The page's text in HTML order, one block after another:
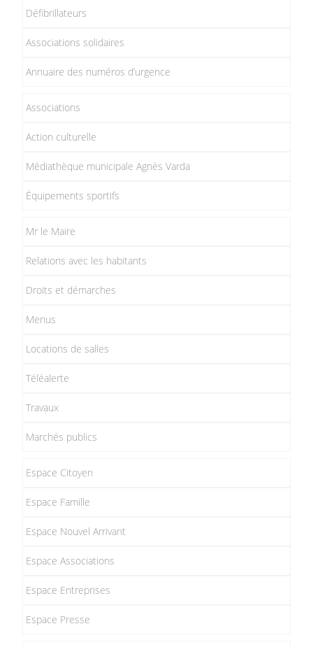
Défibrillateurs
Associations solidaires
Annuaire des numéros d’urgence
Associations
Action culturelle
Médiathèque municipale Agnès Varda
Équipements sportifs
Mr le Maire
Relations avec les habitants
Droits et démarches
Menus
Locations de salles
Téléalerte
Travaux
Marchés publics
Espace Citoyen
Espace Famille
Espace Nouvel Arrivant
Espace Associations
Espace Entreprises
Espace Presse